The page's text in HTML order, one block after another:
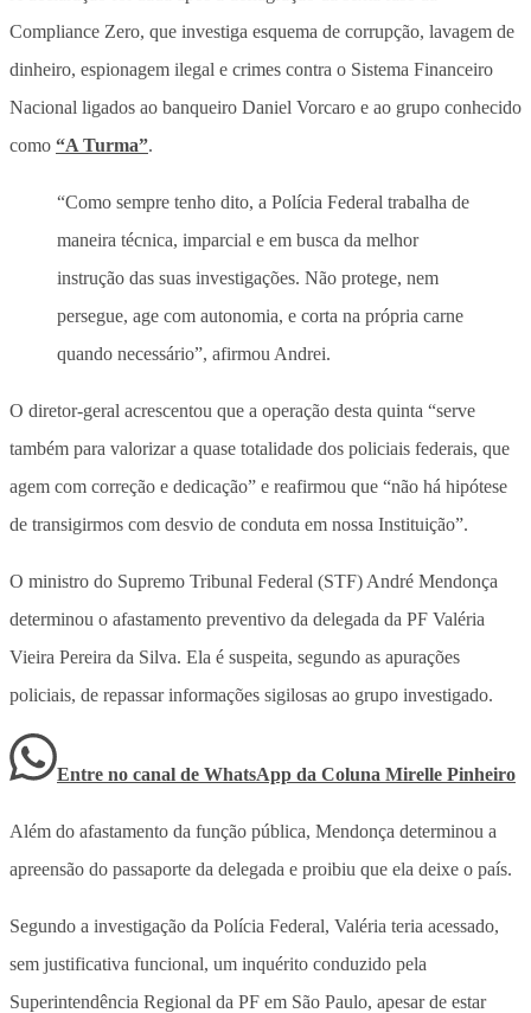
Compliance Zero, que investiga esquema de corrupção, lavagem de
dinheiro, espionagem ilegal e crimes contra o Sistema Financeiro
Nacional ligados ao banqueiro Daniel Vorcaro e ao grupo conhecido
como “A Turma”.
“Como sempre tenho dito, a Polícia Federal trabalha de
maneira técnica, imparcial e em busca da melhor
instrução das suas investigações. Não protege, nem
persegue, age com autonomia, e corta na própria carne
quando necessário”, afirmou Andrei.
O diretor-geral acrescentou que a operação desta quinta “serve
também para valorizar a quase totalidade dos policiais federais, que
agem com correção e dedicação” e reafirmou que “não há hipótese
de transigirmos com desvio de conduta em nossa Instituição”.
O ministro do Supremo Tribunal Federal (STF) André Mendonça
determinou o afastamento preventivo da delegada da PF Valéria
Vieira Pereira da Silva. Ela é suspeita, segundo as apurações
policiais, de repassar informações sigilosas ao grupo investigado.
Entre no canal de WhatsApp da Coluna Mirelle Pinheiro
Além do afastamento da função pública, Mendonça determinou a
apreensão do passaporte da delegada e proibiu que ela deixe o país.
Segundo a investigação da Polícia Federal, Valéria teria acessado,
sem justificativa funcional, um inquérito conduzido pela
Superintendência Regional da PF em São Paulo, apesar de estar